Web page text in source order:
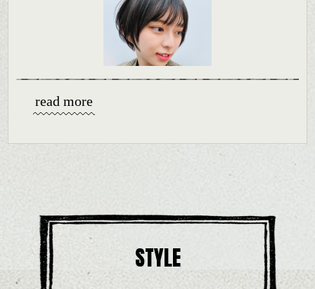
すっきりした印象になるようバックは短めでボリューム感をタイトに、
ややくびれを表現すると良い感じになります。
サイド～顔周りのカットラインを似合わせカットすると更に◎
read more
STYLE